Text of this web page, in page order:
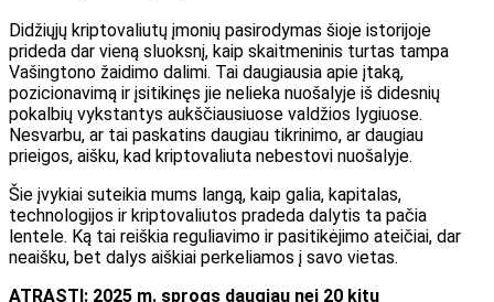
Didžiųjų kriptovaliutų įmonių pasirodymas šioje istorijoje
prideda dar vieną sluoksnį, kaip skaitmeninis turtas tampa
Vašingtono žaidimo dalimi. Tai daugiausia apie įtaką,
pozicionavimą ir įsitikinęs jie nelieka nuošalyje iš didesnių
pokalbių vykstantys aukščiausiuose valdžios lygiuose.
Nesvarbu, ar tai paskatins daugiau tikrinimo, ar daugiau
prieigos, aišku, kad kriptovaliuta nebestovi nuošalyje.
Šie įvykiai suteikia mums langą, kaip galia, kapitalas,
technologijos ir kriptovaliutos pradeda dalytis ta pačia
lentele. Ką tai reiškia reguliavimo ir pasitikėjimo ateičiai, dar
neaišku, bet dalys aiškiai perkeliamos į savo vietas.
ATRASTI: 2025 m. sprogs daugiau nei 20 kitų